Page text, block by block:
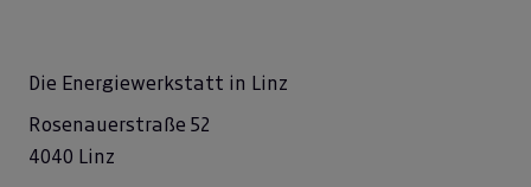
Die Energiewerkstatt in Linz
Rosenauerstraße 52
4040 Linz